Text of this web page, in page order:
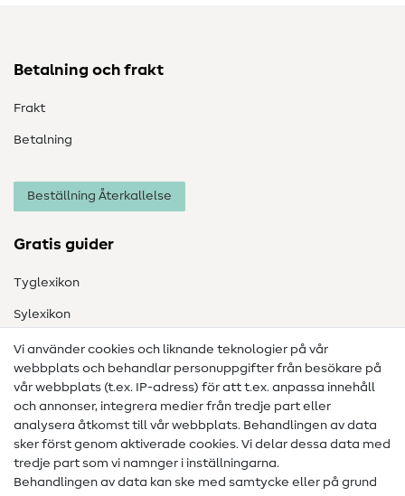
Betalning och frakt
Frakt
Betalning
Beställning Återkallelse
Gratis guider
Tyglexikon
Sylexikon
Sömnadsinstruktioner
Hjälp & kontakt
Kontakt
Information om byte av operatör
FAQ
Vi använder cookies och liknande teknologier på vår
webbplats och behandlar personuppgifter från besökare på
vår webbplats (t.ex. IP-adress) för att t.ex. anpassa innehåll
och annonser, integrera medier från tredje part eller
analysera åtkomst till vår webbplats. Behandlingen av data
sker först genom aktiverade cookies. Vi delar dessa data med
tredje part som vi namnger i inställningarna.
Behandlingen av data kan ske med samtycke eller på grund